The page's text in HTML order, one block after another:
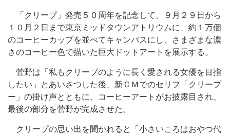
「クリープ」発売５０周年を記念して、９月２９日から
１０月２日まで東京ミッドタウンアトリウムに、約１万個
のコーヒーカップを並べてキャンバスにし、さまざまな濃
さのコーヒー色で描いた巨大ドットアートを展示する。
菅野は「私もクリープのように長く愛される女優を目指
したい」とあいさつした後、新ＣＭでのセリフ「クリープ
ー」の掛け声とともに、コーヒーアートがお披露目され、
最後の部分を菅野が完成させた。
クリープの思い出を聞かれると「小さいころはおやつ代